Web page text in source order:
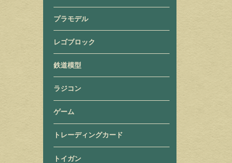
プラモデル
レゴブロック
鉄道模型
ラジコン
ゲーム
トレーディングカード
トイガン